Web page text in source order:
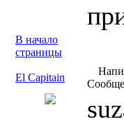
В начало
страницы
El Capitain